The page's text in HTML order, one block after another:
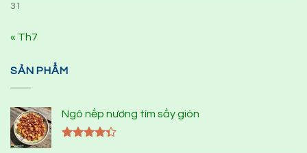
31
« Th7
SẢN PHẨM
Ngô nếp nương tím sấy giòn